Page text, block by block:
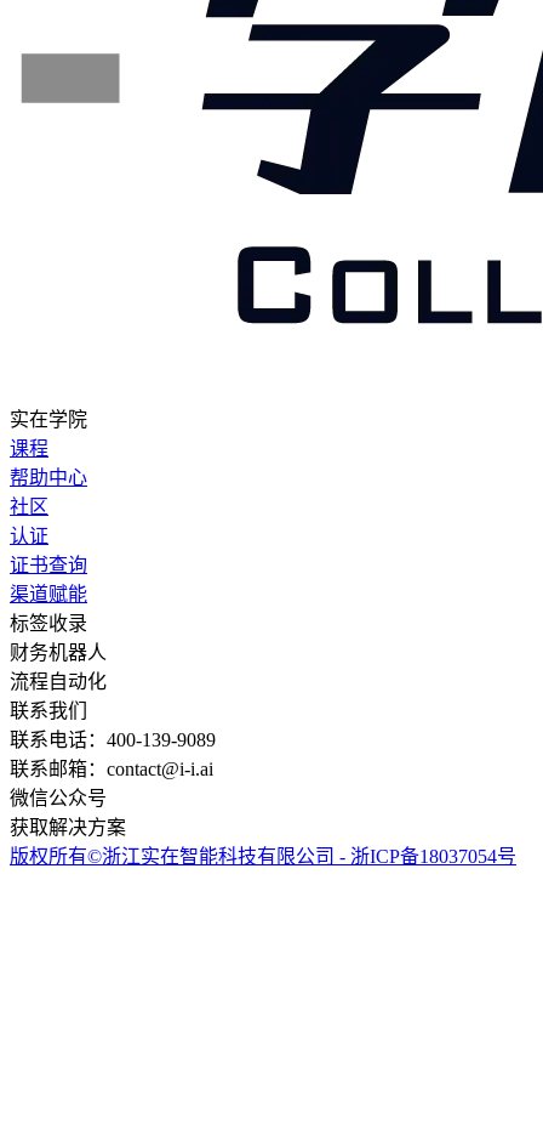
实在学院
课程
帮助中心
社区
认证
证书查询
渠道赋能
标签收录
财务机器人
流程自动化
联系我们
联系电话：400-139-9089
联系邮箱：contact@i-i.ai
微信公众号
获取解决方案
版权所有©浙江实在智能科技有限公司 - 浙ICP备18037054号